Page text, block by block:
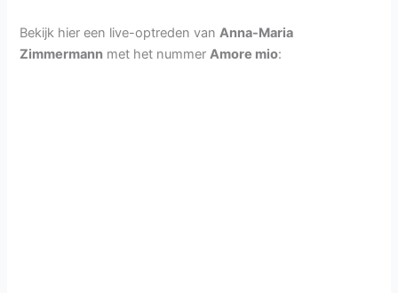
Bekijk hier een live-optreden vanAnna-Maria
Zimmermann met het nummerAmore mio: